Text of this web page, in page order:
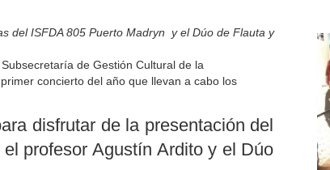
del ISFDA 805 Puerto Madryn y el Dúo de Flauta y
de Gestión Cultural de la
concierto del año que llevan a cabo los
disfrutar de la presentación del
profesor Agustín Ardito y el Dúo